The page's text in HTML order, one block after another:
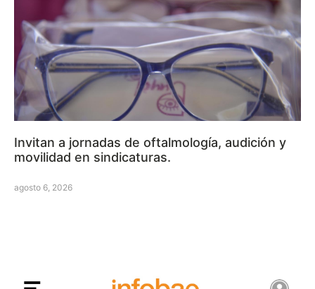
Invitan a jornadas de oftalmología, audición y
movilidad en sindicaturas.
agosto 6, 2026